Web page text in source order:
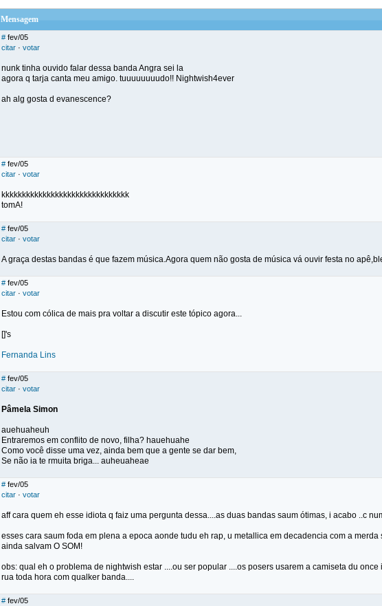
Mensagem
# fev/05
citar · votar
nunk tinha ouvido falar dessa banda Angra sei la
agora q tarja canta meu amigo. tuuuuuuuudo!! Nightwish4ever
ah alg gosta d evanescence?
# fev/05
citar · votar
kkkkkkkkkkkkkkkkkkkkkkkkkkkkkkk
tomA!
# fev/05
citar · votar
A graça destas bandas é que fazem música.Agora quem não gosta de música vá ouvir festa no
# fev/05
citar · votar
Estou com cólica de mais pra voltar a discutir este tópico agora...
[]'s
Fernanda Lins
# fev/05
citar · votar
Pâmela Simon
auehuaheuh
Entraremos em conflito de novo, filha? hauehuahe
Como você disse uma vez, ainda bem que a gente se dar bem,
Se não ia te rmuita briga... auheuaheae
# fev/05
citar · votar
aff cara quem eh esse idiota q faiz uma pergunta dessa....as duas bandas saum ótimas, i acabo ..c
esses cara saum foda em plena a epoca aonde tudu eh rap, u metallica em decadencia com a
ainda salvam O SOM!
obs: qual eh o problema de nightwish estar ....ou ser popular ....os posers usarem a camiseta du
rua toda hora com qualker banda....
# fev/05